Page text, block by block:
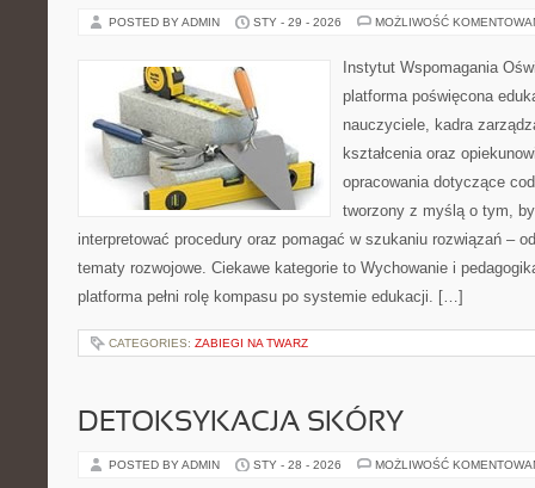
POSTED BY ADMIN STY - 29 - 2026 MOŻLIWOŚĆ
Instytut Wspomagania
platforma poświęcona
nauczyciele, kadra
kształcenia oraz
opracowania dotyczące
tworzony z myślą o tym,
interpretować procedury oraz pomagać w szukaniu rozwiązań –
tematy rozwojowe. Ciekawe kategorie to Wychowanie i
platforma pełni rolę kompasu po systemie edukacji. […]
CATEGORIES: ZABIEGI NA TWARZ
DETOKSYKACJA SKÓRY
POSTED BY ADMIN STY - 28 - 2026 MOŻLIWOŚĆ